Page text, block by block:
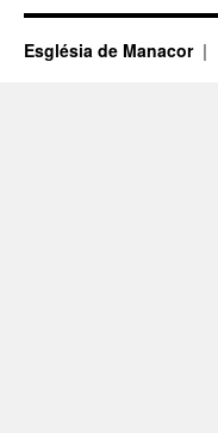
Església de Manacor